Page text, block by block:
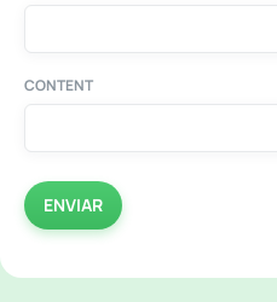
CONTENT
ENVIAR